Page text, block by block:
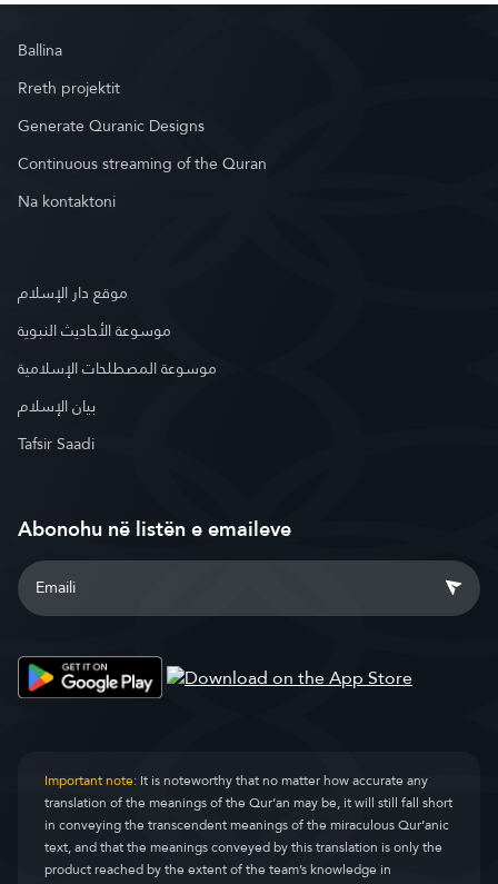
Ballina
Rreth projektit
Generate Quranic Designs
Continuous streaming of the Quran
Na kontaktoni
موقع دار الإسلام
موسوعة الأحاديث النبوية
موسوعة المصطلحات الإسلامية
بيان الإسلام
Tafsir Saadi
Abonohu në listën e emaileve
Important note:It is noteworthy that no matter how accurate any
translation of the meanings of the Qur’an may be, it will still fall short
in conveying the transcendent meanings of the miraculous Qur’anic
text, and that the meanings conveyed by this translation is only the
product reached by the extent of the team’s knowledge in